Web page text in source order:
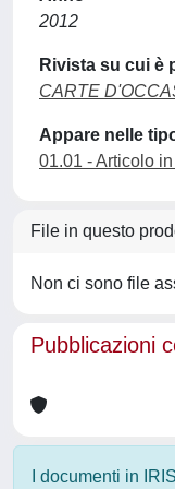
2012
Rivista su cui è
CARTE
Appare nelle
01.01 - Articolo
File in questo
Non ci sono file
Pubblicazioni
I documenti in